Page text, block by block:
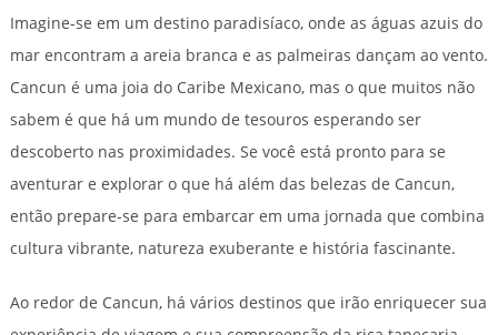
Imagine-se em um destino paradisíaco, onde as águas azuis do
mar encontram a areia branca e as palmeiras dançam ao vento.
Cancun é uma joia do Caribe Mexicano, mas o que muitos não
sabem é que há um mundo de tesouros esperando ser
descoberto nas proximidades. Se você está pronto para se
aventurar e explorar o que há além das belezas de Cancun,
então prepare-se para embarcar em uma jornada que combina
cultura vibrante, natureza exuberante e história fascinante.
Ao redor de Cancun, há vários destinos que irão enriquecer sua